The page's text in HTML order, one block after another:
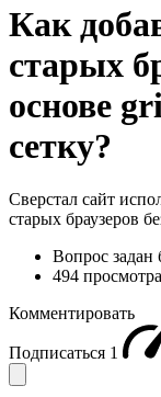
Как
старых
основе
сетку?
Сверстал сайт
старых браузеров
Вопрос задан
494 просмотра
Комментировать
Подписаться 1